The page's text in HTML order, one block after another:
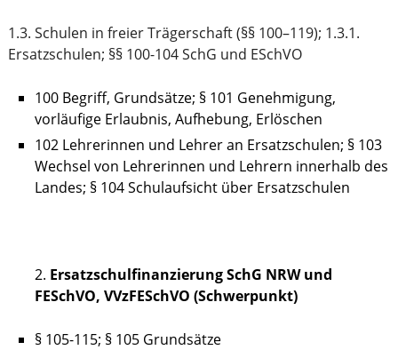
1.3. Schulen in freier Trägerschaft (§§ 100–119); 1.3.1.
Ersatzschulen; §§ 100-104 SchG und ESchVO
100 Begriff, Grundsätze; § 101 Genehmigung,
vorläufige Erlaubnis, Aufhebung, Erlöschen
102 Lehrerinnen und Lehrer an Ersatzschulen; § 103
Wechsel von Lehrerinnen und Lehrern innerhalb des
Landes; § 104 Schulaufsicht über Ersatzschulen
Ersatzschulfinanzierung SchG NRW und
FESchVO, VVzFESchVO (Schwerpunkt)
§ 105-115; § 105 Grundsätze